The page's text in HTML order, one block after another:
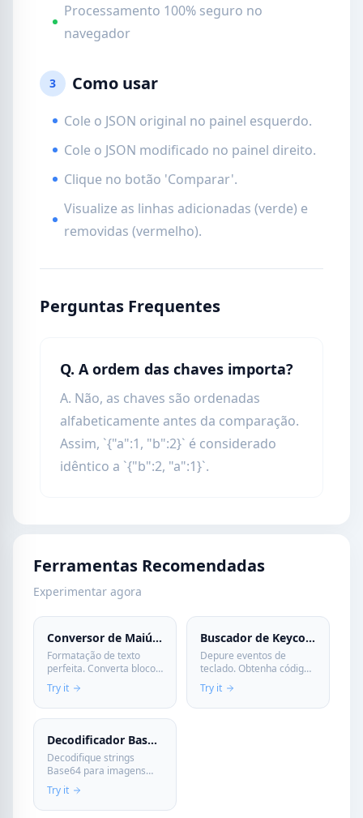
Processamento 100% seguro no
navegador
3 Como usar
Cole o JSON original no painel esquerdo.
Cole o JSON modificado no painel direito.
Clique no botão 'Comparar'.
Visualize as linhas adicionadas (verde) e
removidas (vermelho).
Perguntas Frequentes
Q. A ordem das chaves importa?
A. Não, as chaves são ordenadas
alfabeticamente antes da comparação.
Assim, `{"a":1, "b":2}` é considerado
idêntico a `{"b":2, "a":1}`.
Ferramentas Recomendadas
Experimentar agora
Conversor de Maiúsculas/Minúsculas
Formatação de texto
perfeita. Converta blocos
de texto para maiúsculas,
minúsculas, camelCase e
mais instantaneamente.
Poupe tempo de edição
manual.
Try it
Buscador de Keycode
Depure eventos de
teclado. Obtenha códigos
de tecla JavaScript
(KeyCode, event.key)
instantaneamente ao
Try it
Decodificador Base64 para Imagem
Decodifique strings
Base64 para imagens
instantaneamente.
Converta Data URI para
arquivo PNG, JPG, SVG
Try it